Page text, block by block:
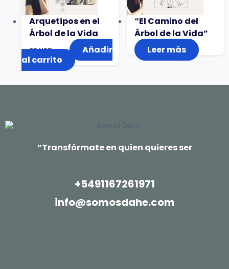
Arquetipos en el
Árbol de la Vida
35USD
Añadir
al carrito
“El Camino del
Árbol de la Vida”
Leer más
“Transfórmate en quien quieres ser
+5491167261971
info@somosdahe.com